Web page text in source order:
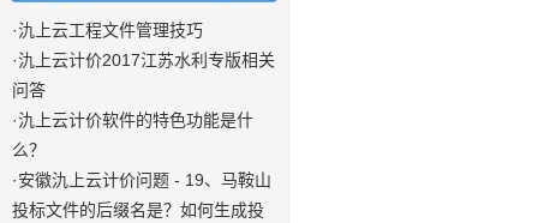
·氿上云工程文件管理技巧
·氿上云计价2017江苏水利专版相关
问答
·氿上云计价软件的特色功能是什
么？
·安徽氿上云计价问题 - 19、马鞍山
投标文件的后缀名是？如何生成投